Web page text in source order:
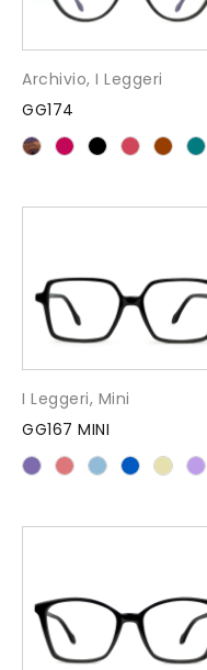
Archivio, I Leggeri
GG174
I Leggeri, Mini
GG167 MINI